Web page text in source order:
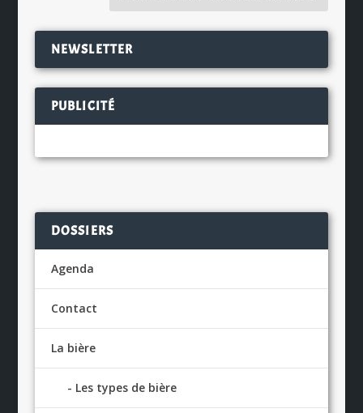
NEWSLETTER
PUBLICITÉ
DOSSIERS
Agenda
Contact
La bière
Les types de bière